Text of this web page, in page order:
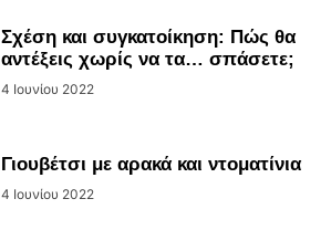
Σχέση και συγκατοίκηση: Πώς θα
αντέξεις χωρίς να τα… σπάσετε;
4 Ιουνίου 2022
Γιουβέτσι με αρακά και ντοματίνια
4 Ιουνίου 2022